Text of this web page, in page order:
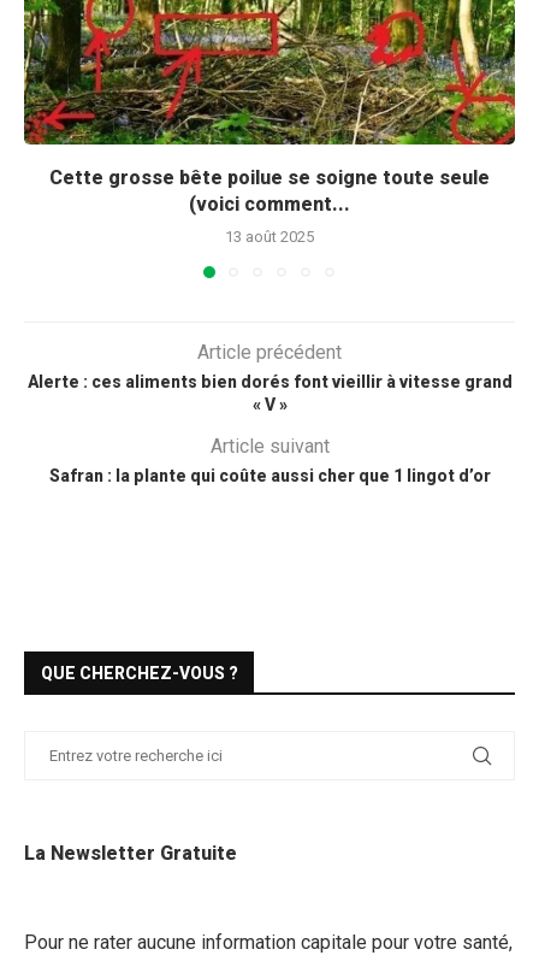
Cette grosse bête poilue se soigne toute seule
(voici comment...
13 août 2025
Article précédent
Alerte : ces aliments bien dorés font vieillir à vitesse grand
« V »
Article suivant
Safran : la plante qui coûte aussi cher que 1 lingot d’or
QUE CHERCHEZ-VOUS ?
La Newsletter Gratuite
Pour ne rater aucune information capitale pour votre santé,